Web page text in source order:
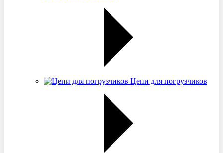
Цепи для погрузчиков